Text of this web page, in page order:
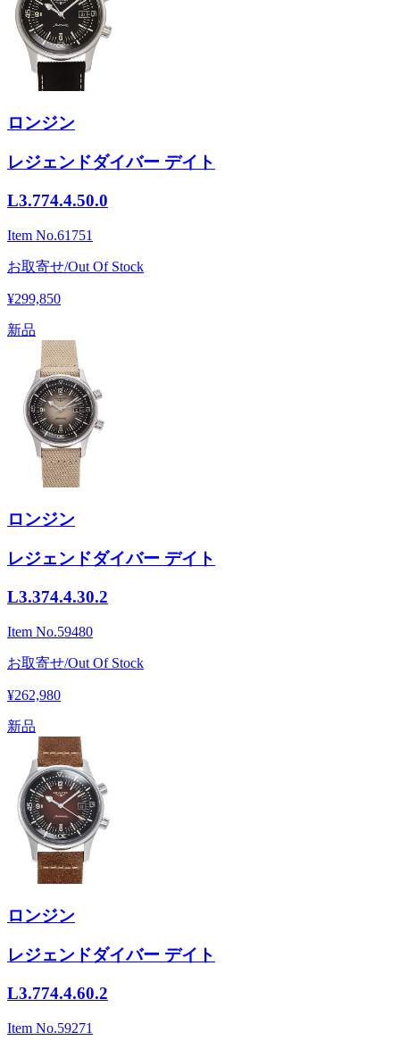
ロンジン
レジェンドダイバー デイト
L3.774.4.50.0
Item No.61751
お取寄せ/Out Of Stock
¥299,850
新品
ロンジン
レジェンドダイバー デイト
L3.374.4.30.2
Item No.59480
お取寄せ/Out Of Stock
¥262,980
新品
ロンジン
レジェンドダイバー デイト
L3.774.4.60.2
Item No.59271